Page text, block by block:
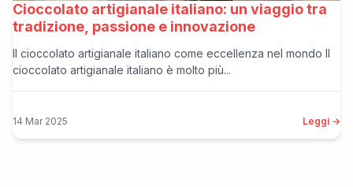
Cioccolato artigianale italiano: un viaggio tra
tradizione, passione e innovazione
Il cioccolato artigianale italiano come eccellenza nel mondo Il
cioccolato artigianale italiano è molto più...
14 Mar 2025 Leggi →